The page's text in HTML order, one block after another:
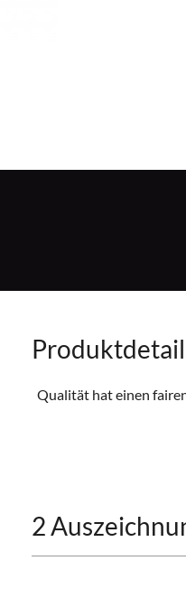
Qualität hat einen
2